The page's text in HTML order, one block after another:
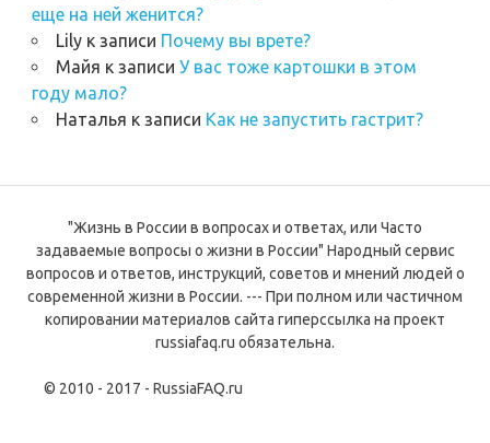
еще на ней женится?
Lilyк записи Почему вы врете?
Майя к записи У вас тоже картошки в этом
году мало?
Наталья к записи Как не запустить гастрит?
"Жизнь в России в вопросах и ответах, или Часто
задаваемые вопросы о жизни в России" Народный сервис
вопросов и ответов, инструкций, советов и мнений людей о
современной жизни в России. --- При полном или частичном
копировании материалов сайта гиперссылка на проект
russiafaq.ru обязательна.
© 2010 - 2017 - RussiaFAQ.ru